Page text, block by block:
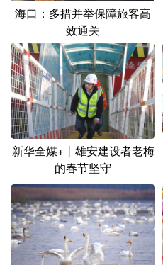
Русский язык
Deutsch Português
海口：多措并举保障旅客高
效通关
新华全媒+丨雄安建设者老梅
的春节坚守